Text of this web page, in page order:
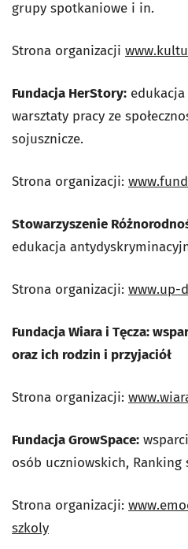
grupy spotkaniowe i in.
Strona organizacji
Fundacja HerStory:
warsztaty pracy ze
sojusznicze.
Strona organizacji:
Stowarzyszenie
edukacja
Strona organizacji: www.up-
Fundacja Wiara i Tęcza:
oraz ich rodzin i przyjaciół
Strona organizacji:
Fundacja GrowSpace:
osób uczniowskich, Ranking
Strona organizacji:
szkoly